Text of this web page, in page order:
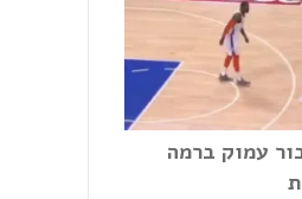
עמוק ברמה